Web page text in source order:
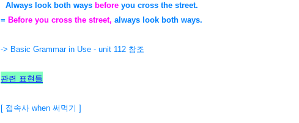
Always look both ways before you cross the street.
= Before you cross the street, always look both ways.
-> Basic Grammar in Use - unit 112 참조
관련 표현들
[ 접속사 when 써먹기 ]